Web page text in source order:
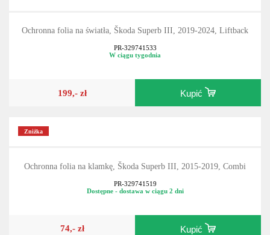
Ochronna folia na światła, Škoda Superb III, 2019-2024, Liftback
PR-329741533
W ciągu tygodnia
199,- zł Kupić
Zniżka
Ochronna folia na klamkę, Škoda Superb III, 2015-2019, Combi
PR-329741519
Dostępne - dostawa w ciągu 2 dni
74,- zł Kupić